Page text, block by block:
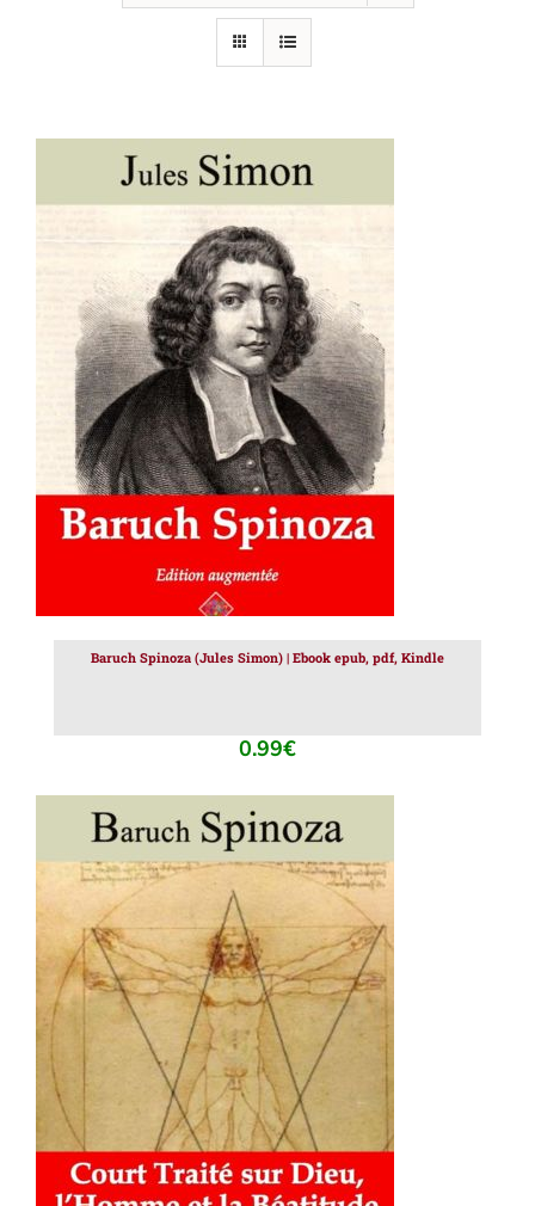
AJOUTER AU PANIER / DÉTAILS
Baruch Spinoza (Jules Simon) | Ebook epub, pdf, Kindle
0.99€
AJOUTER AU PANIER DÉTAILS